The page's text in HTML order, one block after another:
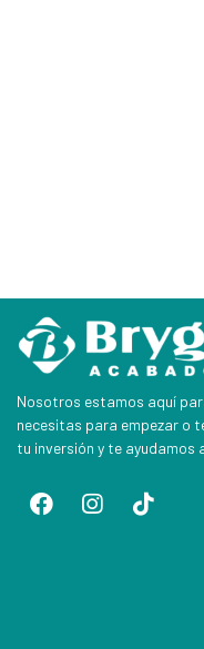
Nosotros estamos aquí
necesitas para empezar o
tu inversión y te ayudamos